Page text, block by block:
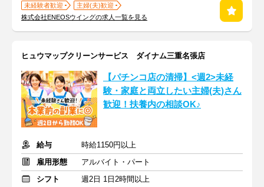
未経験者歓迎
主婦(夫)歓迎
株式会社ENEOSウイングの求人一覧を見る
ヒュウマップクリーンサービス ダイナム三重名張店
【パチンコ店の清掃】<週2>未経
験・家庭と両立したい主婦(夫)さん
歓迎！扶養内の相談OK♪
給与
時給1150円以上
雇用形態
アルバイト・パート
シフト
週2日 1日2時間以上